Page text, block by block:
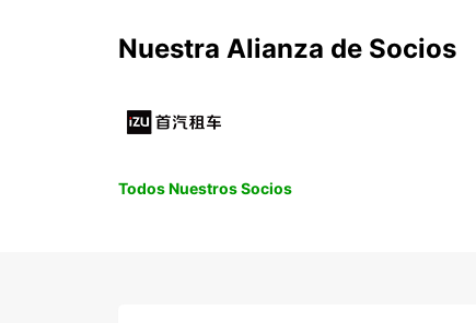
Nuestra Alianza de Socios
Todos Nuestros Socios